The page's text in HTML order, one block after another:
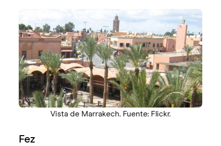
Vista de Marrakech. Fuente: Flickr.
Fez